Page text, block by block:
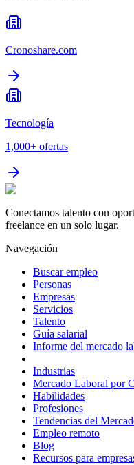
Cronoshare.com
Tecnología
1,000+ ofertas
Conectamos talento con
freelance en un solo lugar.
Navegación
Buscar empleo
Personas
Empresas
Servicios
Talento
Guía salarial
Informe del mercado
Industrias
Mercado Laboral por
Habilidades
Profesiones
Tendencias del
Empleo remoto
Blog
Recursos para